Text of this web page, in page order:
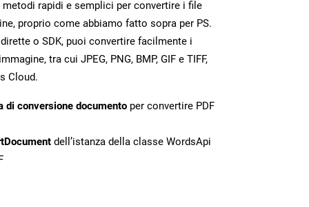
rapidi e semplici per convertire i file
proprio come abbiamo fatto sopra per PS.
o SDK, puoi convertire facilmente i
tra cui JPEG, PNG, BMP, GIF e TIFF,
Cloud.
di conversione documento per convertire PDF
dell’istanza della classe WordsApi